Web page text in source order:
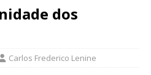
dos
Carlos Frederico Lenine